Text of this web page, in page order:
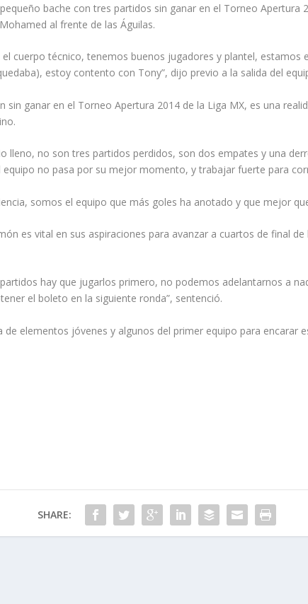
bache con tres partidos sin ganar en el Torneo
al frente de las Águilas.
cuerpo técnico, tenemos buenos jugadores y plantel, estamos
estoy contento con Tony”, dijo previo a la salida del
sin ganar en el Torneo Apertura 2014 de la Liga MX, es una
lleno, no son tres partidos perdidos, son dos empates y una
no pasa por su mejor momento, y trabajar fuerte para
somos el equipo que más goles ha anotado y que mejor
es vital en sus aspiraciones para avanzar a cuartos de final
hay que jugarlos primero, no podemos adelantarnos a
el boleto en la siguiente ronda”, sentenció.
elementos jóvenes y algunos del primer equipo para encarar
SHARE: